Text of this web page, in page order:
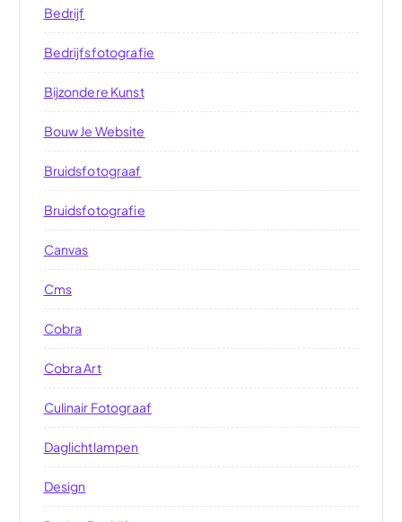
Bedrijf
Bedrijfsfotografie
Bijzondere Kunst
Bouw Je Website
Bruidsfotograaf
Bruidsfotografie
Canvas
Cms
Cobra
Cobra Art
Culinair Fotograaf
Daglichtlampen
Design